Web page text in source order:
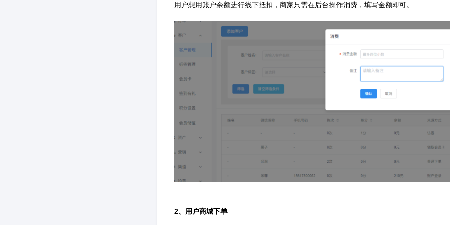
用户想用账户余额进行线下抵扣，商家只需在后台操作消费，填写金额即可。
2、用户商城下单